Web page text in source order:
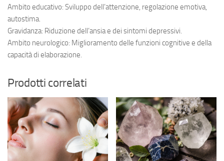
Ambito educativo: Sviluppo dell’attenzione, regolazione emotiva,
autostima.
Gravidanza: Riduzione dell’ansia e dei sintomi depressivi.
Ambito neurologico: Miglioramento delle funzioni cognitive e della
capacità di elaborazione.
Prodotti correlati